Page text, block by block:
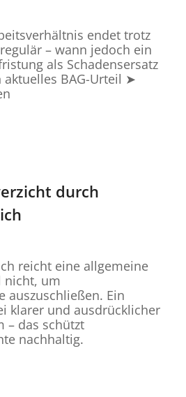
endet trotz
– wann jedoch ein
als Schadensersatz
aktuelles BAG-Urteil ➤
durch
reicht eine allgemeine
nicht, um
auszuschließen. Ein
klarer und ausdrücklicher
– das schützt
nachhaltig.